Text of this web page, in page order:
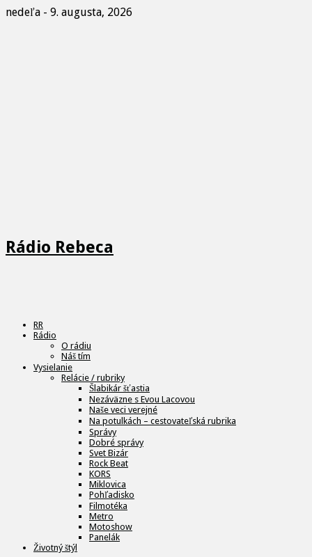
nedeľa - 9. augusta, 2026
Rádio Rebeca
RR
Rádio
O rádiu
Náš tím
Vysielanie
Relácie / rubriky
Šlabikár šťastia
Nezáväzne s Evou Lacovou
Naše veci verejné
Na potulkách – cestovateľská rubrika
Správy
Dobré správy
Svet Bizár
Rock Beat
KORS
Miklovica
Pohľadisko
Filmotéka
Metro
Motoshow
Panelák
Životný štýl